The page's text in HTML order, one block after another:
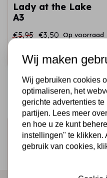
Lady at the Lake
A3
€5,95 €3,50 Op voorraad
Snel toevoegen
Schrijf je in voor de
Ontvang als eerste onze
Wij maken
Wij gebruiken cookies
optimaliseren, het
gerichte advertenties
partijen. Lees meer
en hoe u ze kunt
instellingen" te klikken.
gebruik van cookies,